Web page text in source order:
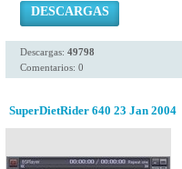
DESCARGAS
Descargas: 49798
Comentarios: 0
SuperDietRider 640 23 Jan 2004